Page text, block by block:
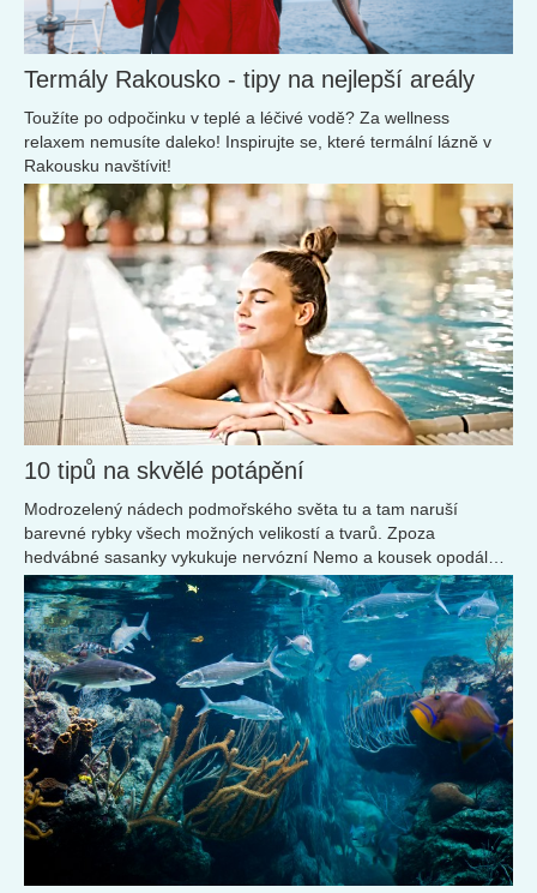
Termály Rakousko - tipy na nejlepší areály
Toužíte po odpočinku v teplé a léčivé vodě? Za wellness
relaxem nemusíte daleko! Inspirujte se, které termální lázně v
Rakousku navštívit!
10 tipů na skvělé potápění
Modrozelený nádech podmořského světa tu a tam naruší
barevné rybky všech možných velikostí a tvarů. Zpoza
hedvábné sasanky vykukuje nervózní Nemo a kousek opodál
potkáváme nehybně ležící svítivě modrou hvězdici...